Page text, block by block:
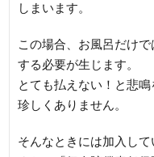
しまいます。
この場合、お風呂だけ
する必要が生じます。
とても払えない！と悲
珍しくありません。
そんなときには加入して